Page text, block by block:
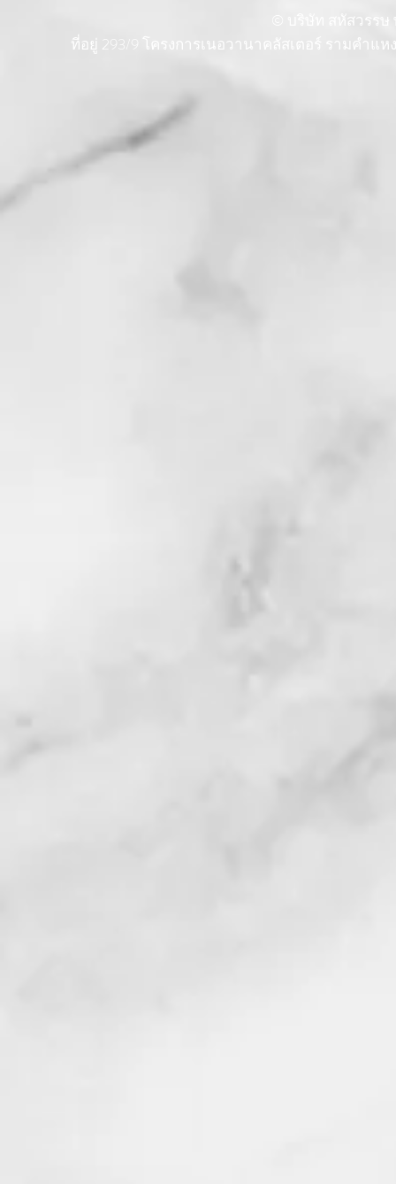
© บริษัท สหัสวรร
ที่อยู่ 293/9 โครงการเนอวานาคลัสเตอร์ รามคำแ